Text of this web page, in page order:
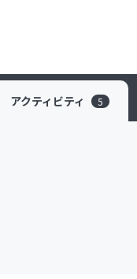
CAMPFIRE Creation
アクティビティ 5